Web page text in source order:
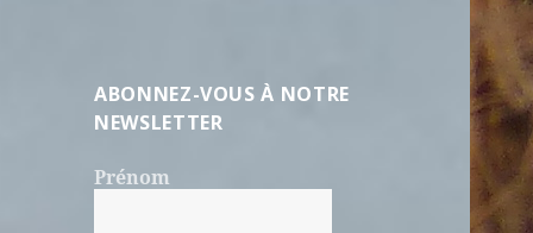
ABONNEZ-VOUS À NOTRE
NEWSLETTER
Prénom